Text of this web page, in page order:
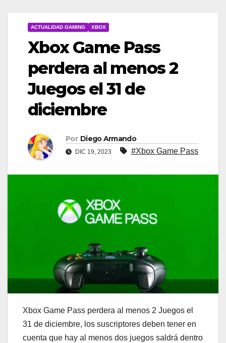
ACTUALIDAD GAMING XBOX
Xbox Game Pass
perdera al menos 2
Juegos el 31 de
diciembre
Por Diego Armando
DIC 19, 2023 #Xbox Game Pass
Xbox Game Pass perdera al menos 2 Juegos el
31 de diciembre, los suscriptores deben tener en
cuenta que hay al menos dos juegos saldrá dentro